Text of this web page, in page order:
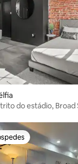
do estádio, Broad
dos hóspedes